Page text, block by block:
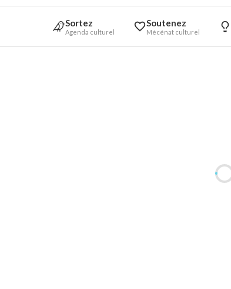
Sortez
Agenda culturel
Soutenez
Mécénat culturel